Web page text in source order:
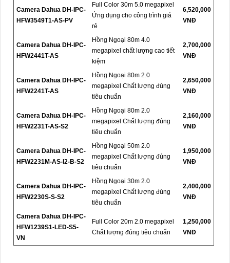
Camera Dahua DH-IPC-
HFW3549T1-AS-PV
Full Color 30m 5.0 megapixel
Ứng dụng cho công trình giá
rẻ
6,520,000
VNĐ
Camera Dahua DH-IPC-
HFW2441T-AS
Hồng Ngoại 80m 4.0
megapixel chất lượng cao tiết
kiệm
2,700,000
VNĐ
Camera Dahua DH-IPC-
HFW2241T-AS
Hồng Ngoại 80m 2.0
megapixel Chất lượng đúng
tiêu chuẩn
2,650,000
VNĐ
Camera Dahua DH-IPC-
HFW2231T-AS-S2
Hồng Ngoại 80m 2.0
megapixel Chất lượng đúng
tiêu chuẩn
2,160,000
VNĐ
Camera Dahua DH-IPC-
HFW2231M-AS-I2-B-S2
Hồng Ngoại 50m 2.0
megapixel Chất lượng đúng
tiêu chuẩn
1,950,000
VNĐ
Camera Dahua DH-IPC-
HFW2230S-S-S2
Hồng Ngoại 30m 2.0
megapixel Chất lượng đúng
tiêu chuẩn
2,400,000
VNĐ
Camera Dahua DH-IPC-
HFW1239S1-LED-S5-
VN
Full Color 20m 2.0 megapixel
Chất lượng đúng tiêu chuẩn
1,250,000
VNĐ